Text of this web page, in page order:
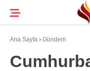
Ana Sayfa › Gündem